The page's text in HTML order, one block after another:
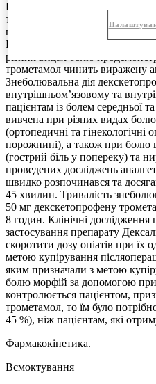
Була виявлена пригнічувальна
трометамолу на активність
циклооксигенази-2 у
Клінічна ефективність та
різних видах болю
трометамол чинить виражену
Знеболювальна дія
внутрішньом’язовому та
пацієнтам із болем середньої
вивчена при різних видах
(ортопедичні та гінекологічні
порожнині), а також при болю
(гострий біль у попереку) та
проведених досліджень
швидко розпочинався та
45 хвилин. Тривалість
50 мг декскетопрофену
8 годин. Клінічні
застосування препарату
скоротити дозу опіатів при їх
метою купірування
яким призначали з метою
болю морфій за допомогою
контролюється пацієнтом,
трометамол, то їм було
45 %), ніж пацієнтам, які
Фармакокінетика.
Всмоктування